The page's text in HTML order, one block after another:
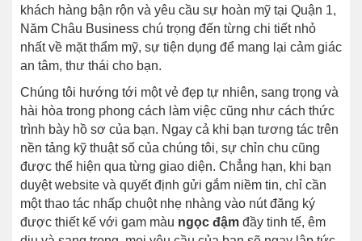
khách hàng bận rộn và yêu cầu sự hoàn mỹ tại Quận 1,
Năm Châu Business chú trọng đến từng chi tiết nhỏ
nhất về mặt thẩm mỹ, sự tiện dụng để mang lại cảm giác
an tâm, thư thái cho bạn.
Chúng tôi hướng tới một vẻ đẹp tự nhiên, sang trọng và
hài hòa trong phong cách làm việc cũng như cách thức
trình bày hồ sơ của bạn. Ngay cả khi bạn tương tác trên
nền tảng kỹ thuật số của chúng tôi, sự chỉn chu cũng
được thể hiện qua từng giao diện. Chẳng hạn, khi bạn
duyệt website và quyết định gửi gắm niềm tin, chỉ cần
một thao tác nhấp chuột nhẹ nhàng vào nút đăng ký
được thiết kế với gam màu ngọc đậm đầy tinh tế, êm